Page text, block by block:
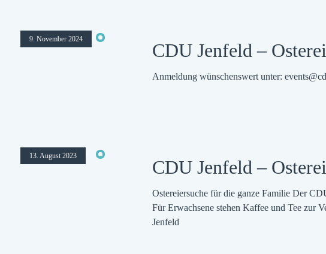
9. November 2024
CDU Jenfeld –
Anmeldung wünschenswert unter:
13. August 2023
CDU Jenfeld –
Ostereiersuche für die ganze Familie Der
Für Erwachsene stehen Kaffee und Tee zur
Jenfeld